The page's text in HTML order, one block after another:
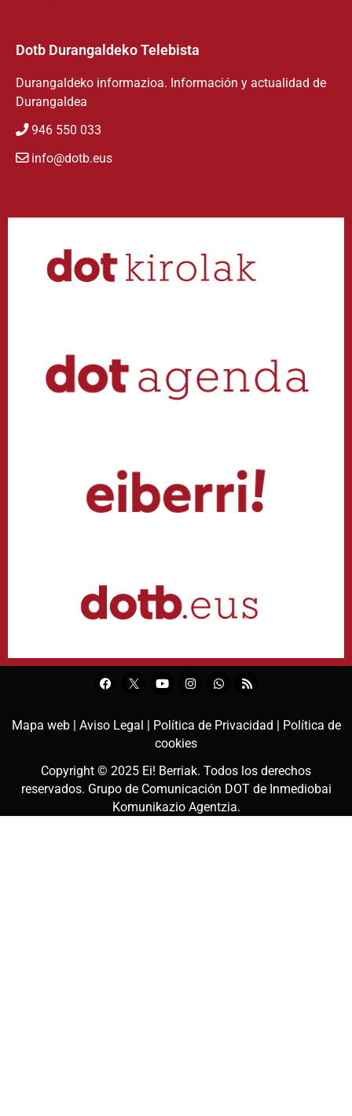
Dotb Durangaldeko Telebista
Durangaldeko informazioa. Información y actualidad de
Durangaldea
946 550 033
info@dotb.eus
Mapa web | Aviso Legal | Política de Privacidad |
Política de
cookies
Copyright © 2025 Ei! Berriak. Todos los derechos
reservados. Grupo de Comunicación DOT de Inmediobai
Komunikazio Agentzia.